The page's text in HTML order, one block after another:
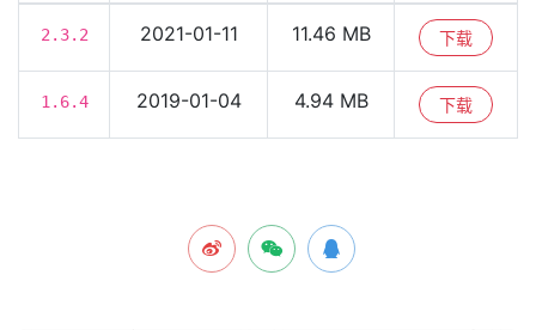
2.3.2 2021-01-11 11.46 MB 下载
1.6.4 2019-01-04 4.94 MB 下载